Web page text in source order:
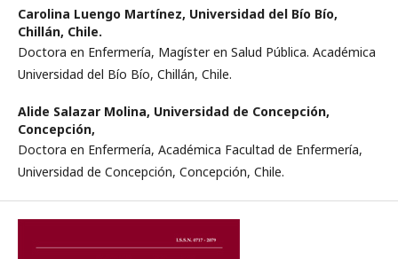
Carolina Luengo Martínez, Universidad del Bío Bío,
Chillán, Chile.
Doctora en Enfermería, Magíster en Salud Pública. Académica
Universidad del Bío Bío, Chillán, Chile.
Alide Salazar Molina, Universidad de Concepción,
Concepción,
Doctora en Enfermería, Académica Facultad de Enfermería,
Universidad de Concepción, Concepción, Chile.